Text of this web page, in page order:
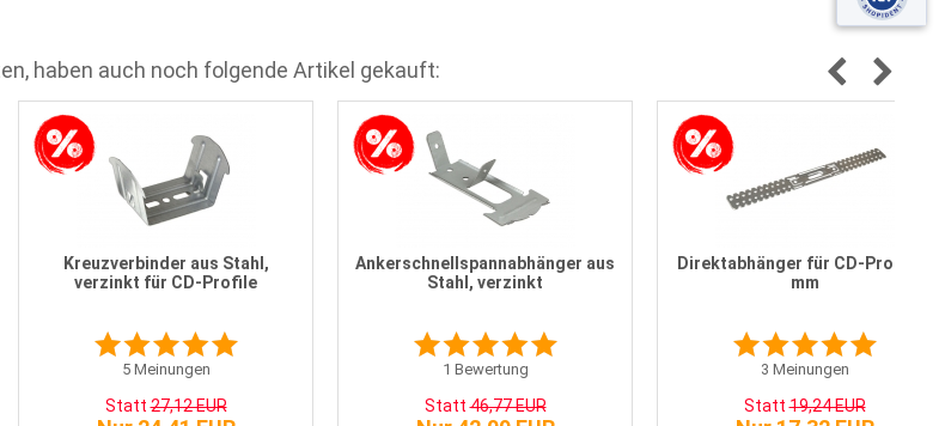
haben auch noch folgende Artikel gekauft:
Kreuzverbinder aus Stahl,
verzinkt für CD-Profile
5Meinungen
Statt27,12 EUR
Ankerschnellspannabhänger aus
Stahl, verzinkt
1 Bewertung
Statt46,77 EUR
Direktabhänger für CD-Profil 60
mm
3 Meinungen
Statt19,24 EUR